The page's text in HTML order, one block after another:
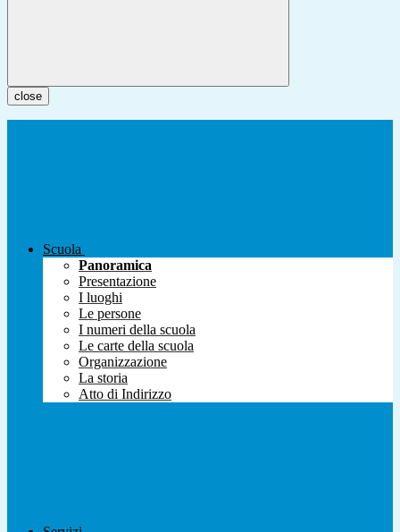
close
Scuola
Panoramica
Presentazione
I luoghi
Le persone
I numeri della scuola
Le carte della scuola
Organizzazione
La storia
Atto di Indirizzo